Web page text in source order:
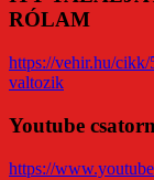
RÓLAM
https://vehir.hu/
valtozik
Youtube
https://